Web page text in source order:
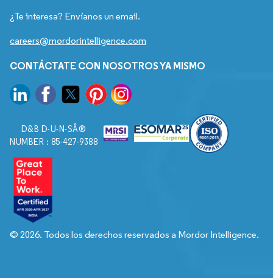
¿Te interesa? Envíanos un email.
careers@mordorintelligence.com
CONTÁCTATE CON NOSOTROS YA MISMO
D&B D-U-N-SÂ®
NUMBER : 85-427-9388
© 2026. Todos los derechos reservados a Mordor Intelligence.